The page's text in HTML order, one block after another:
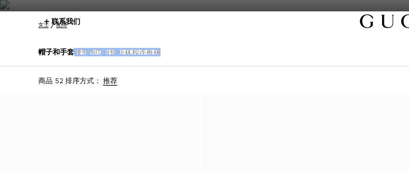
联系我们
女士 配饰
帽子和手套 腰带 围巾 眼镜 短袜和连裤袜
商品 52 排序方式： 推荐